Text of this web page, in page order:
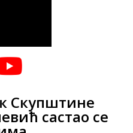
Скупштине
састао се